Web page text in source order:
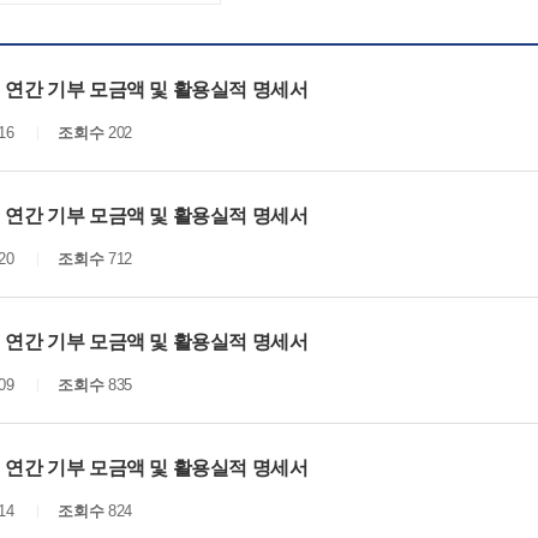
연간 기부 모금액 및 활용실적 명세서
조회수202
연간 기부 모금액 및 활용실적 명세서
조회수712
연간 기부 모금액 및 활용실적 명세서
조회수835
연간 기부 모금액 및 활용실적 명세서
조회수824